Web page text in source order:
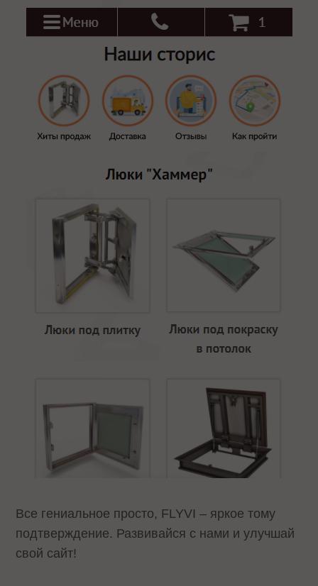
Все гениальное просто, FLYVI – яркое тому
подтверждение. Развивайся с нами и улучшай
свой сайт!